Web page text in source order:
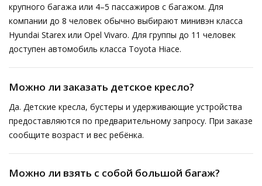
крупного багажа или 4–5 пассажиров с багажом. Для
компании до 8 человек обычно выбирают минивэн класса
Hyundai Starex или Opel Vivaro. Для группы до 11 человек
доступен автомобиль класса Toyota Hiace.
Можно ли заказать детское кресло?
Да. Детские кресла, бустеры и удерживающие устройства
предоставляются по предварительному запросу. При заказе
сообщите возраст и вес ребёнка.
Можно ли взять с собой большой багаж?